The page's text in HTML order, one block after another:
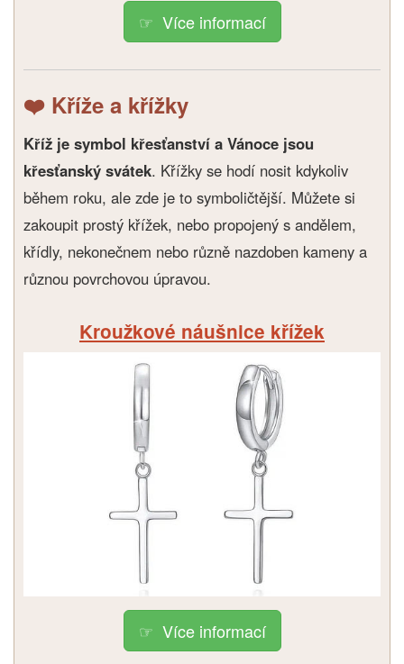
Více informací
❤️ Kříže a křížky
Kříž je symbol křesťanství a Vánoce jsou
křesťanský svátek. Křížky se hodí nosit kdykoliv
během roku, ale zde je to symboličtější. Můžete si
zakoupit prostý křížek, nebo propojený s andělem,
křídly, nekonečnem nebo různě nazdoben kameny a
různou povrchovou úpravou.
Kroužkové náušnice křížek
Více informací